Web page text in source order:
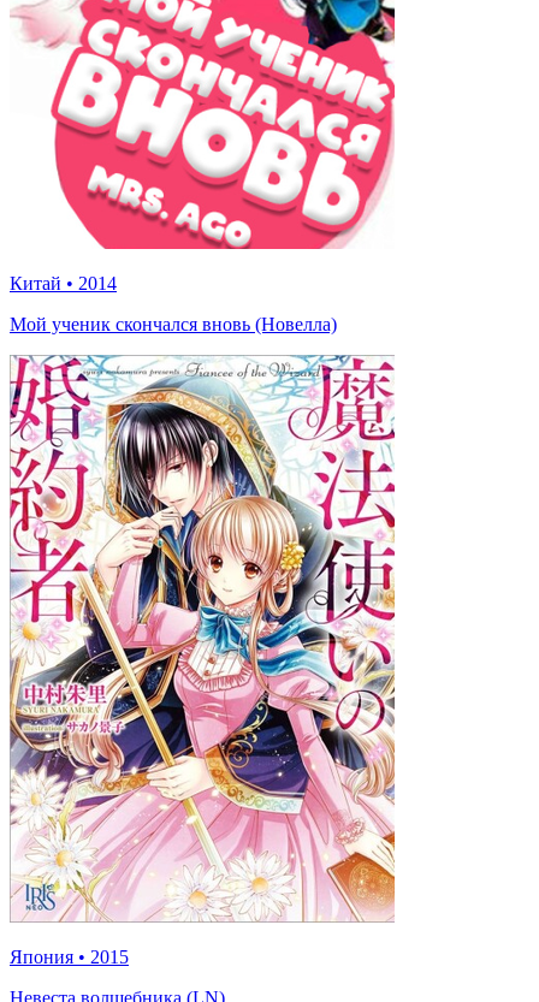
Китай • 2014
Мой ученик скончался вновь (Новелла)
Япония • 2015
Невеста волшебника (LN)